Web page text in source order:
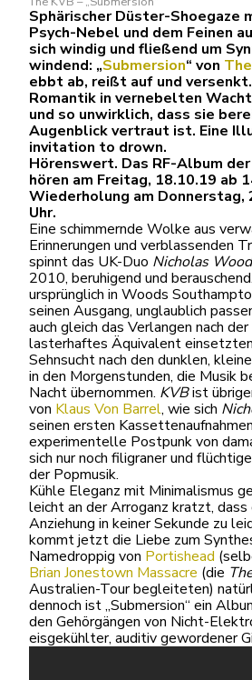
Sphärischer Düster-Shoegaze
Psych-Nebel und dem Feinen
sich windig und fließend um
windend: „Submersion“ von
ebbt ab, reißt auf und
Romantik in vernebelten
und so unwirklich, dass sie
Augenblick vertraut ist. Eine
invitation to drown.
Hörenswert. Das RF-Album
hören am Freitag, 18.10.19 ab
Wiederholung am Donnerstag,
Uhr.
Eine schimmernde Wolke aus
Erinnerungen und verblassenden
spinnt das UK-Duo Nicholas Wood
2010, beruhigend und
ursprünglich in Woods
seinen Ausgang, unglaublich
auch gleich das Verlangen nach
lasterhaftes Äquivalent
Sehnsucht nach den dunklen,
in den Morgenstunden, die Musik
Nacht übernommen. KVBist
von Klaus Von Barrel, wie sich
seinen ersten
experimentelle Postpunk von
sich nur noch filigraner und
der Popmusik.
Kühle Eleganz mit Minimalismus
leicht an der Arroganz kratzt, dass
Anziehung in keiner Sekunde zu
kommt jetzt die Liebe zum
Namedroppig von Portishead
Brian Jonestown Massacre (die
Australien-Tour begleiteten)
dennoch ist „Submersion“ ein
den Gehörgängen von Nicht-
eisgekühlter, auditiv gewordener